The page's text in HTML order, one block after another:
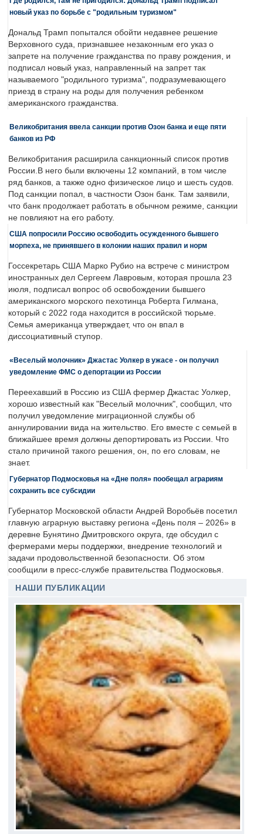
новый указ по борьбе с "родильным туризмом"
Дональд Трамп попытался обойти недавнее решение
Верховного суда, признавшее незаконным его указ о
запрете на получение гражданства по праву рождения, и
подписал новый указ, направленный на запрет так
называемого "родильного туризма", подразумевающего
приезд в страну на роды для получения ребенком
американского гражданства.
Великобритания ввела санкции против Озон банка и еще пяти
банков из РФ
Великобритания расширила санкционный список против
России.В него были включены 12 компаний, в том числе
ряд банков, а также одно физическое лицо и шесть судов.
Под санкции попал, в частности Озон банк. Там заявили,
что банк продолжает работать в обычном режиме, санкции
не повлияют на его работу.
США попросили Россию освободить осужденного бывшего
морпеха, не принявшего в колонии наших правил и норм
Госсекретарь США Марко Рубио на встрече с министром
иностранных дел Сергеем Лавровым, которая прошла 23
июля, подписал вопрос об освобождении бывшего
американского морского пехотинца Роберта Гилмана,
который с 2022 года находится в российской тюрьме.
Семья американца утверждает, что он впал в
диссоциативный ступор.
«Веселый молочник» Джастас Уолкер в ужасе - он получил
уведомление ФМС о депортации из России
Переехавший в Россию из США фермер Джастас Уолкер,
хорошо известный как "Веселый молочник", сообщил, что
получил уведомление миграционной службы об
аннулировании вида на жительство. Его вместе с семьей в
ближайшее время должны депортировать из России. Что
стало причиной такого решения, он, по его словам, не
знает.
Губернатор Подмосковья на «Дне поля» пообещал аграриям
сохранить все субсидии
Губернатор Московской области Андрей Воробьёв посетил
главную аграрную выставку региона «День поля – 2026» в
деревне Бунятино Дмитровского округа, где обсудил с
фермерами меры поддержки, внедрение технологий и
задачи продовольственной безопасности. Об этом
сообщили в пресс-службе правительства Подмосковья.
НАШИ ПУБЛИКАЦИИ